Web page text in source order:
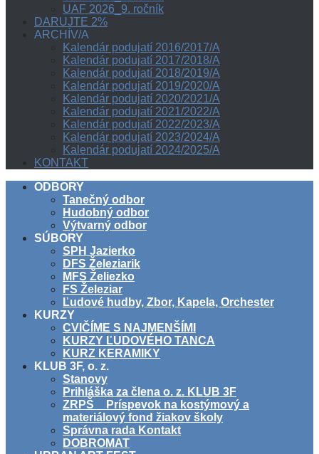
UAF 2026_9. ročník
DARUJTE 2%
ARCHÍV/A
Kalendár podujatí 2016/2017/A
Kalendár podujatí 2017/2018/A
Kalendár podujatí 2018/2019/A
Kalendár podujatí 2019/2020/A
Kalendár podujatí 2020/2021/A
Kalendár podujatí 2021/2022/A
Kalendár podujatí 2022/2023/A
Kalendár podujatí 2023/2024/A
Kalendár podujatí 2024/2025/A
KONTAKT
ODBORY
Tanečný odbor
Hudobný odbor
Výtvarný odbor
SÚBORY
SPH Jazierko
DFS Železiarik
MFS Želiezko
FS Železiar
Ľudové hudby, Zbor, Kapela, Orchester
KURZY
CVIČÍME S NAJMENŠÍMI
KURZY ĽUDOVÉHO TANCA
KURZ KERAMIKY
KLUB 3F, o. z.
Stanovy
Prihláška za člena o. z. KLUB 3F
ZRPŠ _ Príspevok na kostýmový a
materiálový fond žiakov školy
Správna rada Kontakt
DOBROMAT